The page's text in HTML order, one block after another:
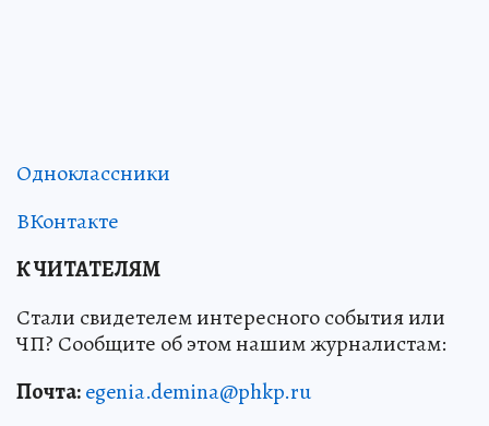
Одноклассники
ВКонтакте
К ЧИТАТЕЛЯМ
Стали свидетелем интересного события или
ЧП? Сообщите об этом нашим журналистам:
Почта:egenia.demina@phkp.ru